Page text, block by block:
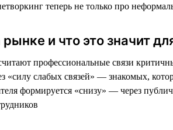
теперь не только про
и что это значит
профессиональные связи
«силу слабых связей» — знакомых,
формируется «снизу» — через